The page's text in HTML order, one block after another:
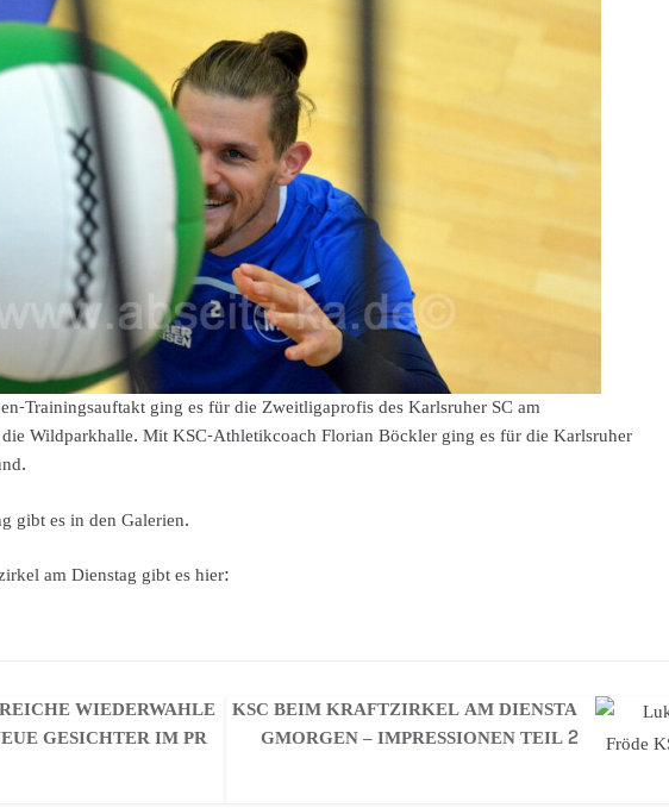
Trainingsauftakt ging es für die Zweitligaprofis des Karlsruher SC am
Wildparkhalle. Mit KSC-Athletikcoach Florian Böckler ging es für die Karlsruher
gibt es in den Galerien.
am Dienstag gibt es hier:
WIEDERWAHLE
GESICHTER IM PR
KSC BEIM KRAFTZIRKEL AM DIENSTA
GMORGEN – IMPRESSIONEN TEIL 2